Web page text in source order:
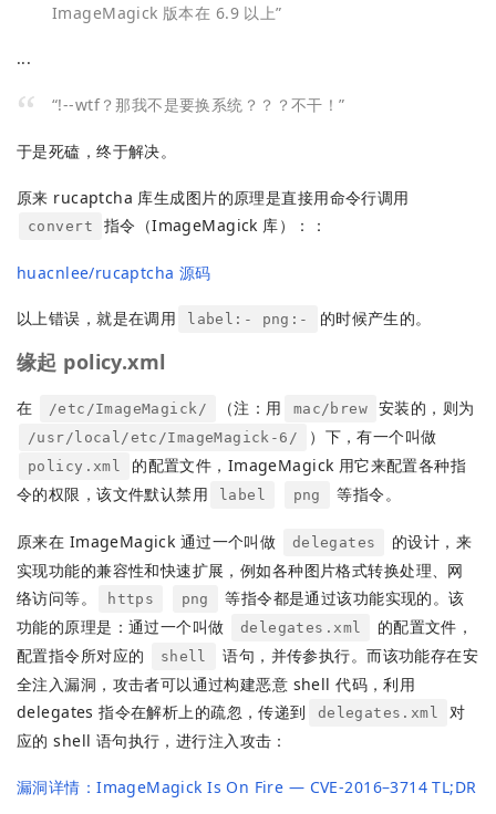
ImageMagick 版本在 6.9 以上”
...
“!--wtf？那我不是要换系统？？？不干！”
于是死磕，终于解决。
原来 rucaptcha 库生成图片的原理是直接用命令行调用
convert 指令（ImageMagick 库）：：
huacnlee/rucaptcha 源码
以上错误，就是在调用 label:- png:- 的时候产生的。
缘起 policy.xml
在 /etc/ImageMagick/ （注：用 mac/brew 安装的，则为
/usr/local/etc/ImageMagick-6/ ）下，有一个叫做
policy.xml
的配置文件，ImageMagick 用它来配置各种指
令的权限，该文件默认禁用
label png 等指令。
原来在 ImageMagick 通过一个叫做 delegates
的设计，来
实现功能的兼容性和快速扩展，例如各种图片格式转换处理、网
络访问等。
https png
等指令都是通过该功能实现的。该
功能的原理是：通过一个叫做
delegates.xml
的配置文件，
配置指令所对应的
shell
语句，并传参执行。而该功能存在安
全注入漏洞，攻击者可以通过构建恶意 shell 代码，利用
delegates 指令在解析上的疏忽，传递到
delegates.xml
对
应的 shell 语句执行，进行注入攻击：
漏洞详情：ImageMagick Is On Fire — CVE-2016–3714 TL;DR